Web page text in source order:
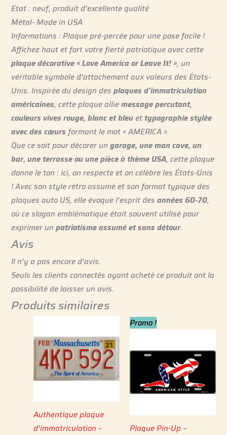
Etat : neuf, produit d’excellente qualité
Métal- Made in USA
Informations : Plaque pré-percée pour une pose facile !
Affichez haut et fort votre fierté patriotique avec cette
plaque décorative « Love America or Leave It! », un
véritable symbole d’attachement aux valeurs des États-
Unis. Inspirée du design desplaques d’immatriculation
américaines, cette plaque alliemessage percutant,
couleurs vives rouge, blanc et bleuettypographie stylée
avec des cœurs formant le mot « AMERICA ».
Que ce soit pour décorer ungarage, une man cave, un
bar, une terrasse ou une pièce à thème USA, cette plaque
donne le ton : ici, on respecte et on célèbre les États-Unis
! Avec son style rétro assumé et son format typique des
plaques auto US, elle évoque l’esprit desannées 60-70,
où ce slogan emblématique était souvent utilisé pour
exprimer unpatriotisme assumé et sans détour.
Avis
Il n’y a pas encore d’avis.
Seuls les clients connectés ayant acheté ce produit ont la
possibilité de laisser un avis.
Produits similaires
Authentique plaque
d’immatriculation –
Promo !
Plaque Pin-Up –
Le
prix
9.99 €.
prix
7.99 €.